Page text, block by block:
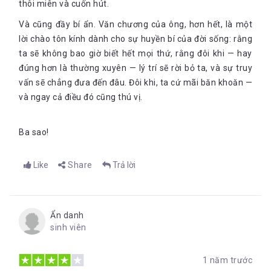
thôi miên và cuốn hút.
Và cũng đầy bí ẩn. Văn chương của ông, hơn hết, là một
lời chào tôn kính dành cho sự huyền bí của đời sống: rằng
ta sẽ không bao giờ biết hết mọi thứ, rằng đôi khi — hay
đúng hơn là thường xuyên — lý trí sẽ rời bỏ ta, và sự truy
vấn sẽ chẳng đưa đến đâu. Đôi khi, ta cứ mãi băn khoăn —
và ngay cả điều đó cũng thú vị.
Ba sao!
Like Share Trả lời
Ẩn danh
sinh viên
1 năm trước